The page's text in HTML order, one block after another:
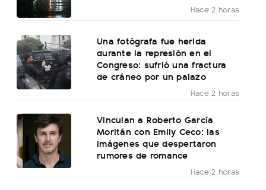
Hace 2 horas
Una fotógrafa fue herida
durante la represión en el
Congreso: sufrió una fractura
de cráneo por un palazo
Hace 2 horas
Vinculan a Roberto García
Moritán con Emily Ceco: las
imágenes que despertaron
rumores de romance
Hace 2 horas